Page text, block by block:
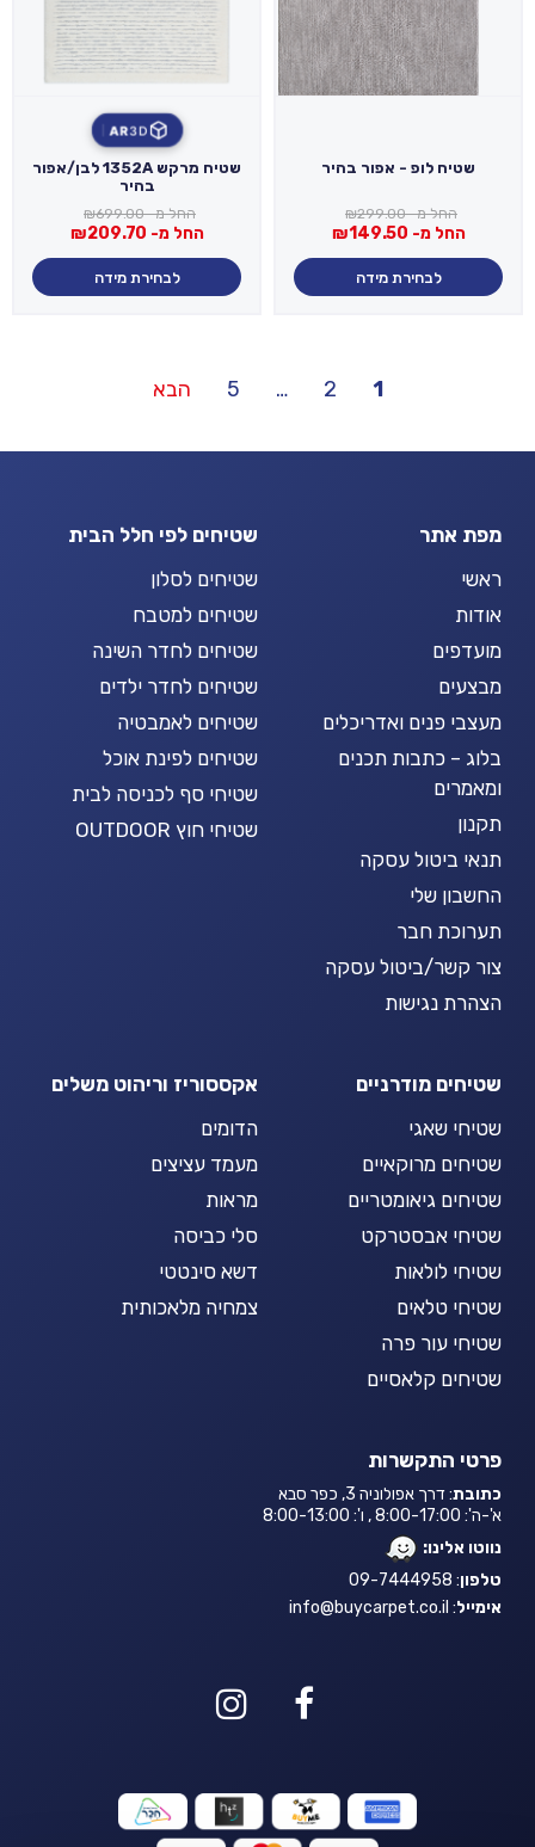
שטיח לופ - אפור בהיר
החל מ- ₪299.00
החל מ- ₪149.50
לבחירת מידה
3D
AR
שטיח מרקש 1352A לבן/אפור
בהיר
החל מ- ₪699.00
החל מ- ₪209.70
לבחירת מידה
1
2
…
5 הבא
מפת אתר
ראשי
אודות
מועדפים
מבצעים
מעצבי פנים ואדריכלים
בלוג – כתבות תכנים
ומאמרים
תקנון
תנאי ביטול עסקה
החשבון שלי
תערוכת חבר
צור קשר/ביטול עסקה
הצהרת נגישות
שטיחים לפי חלל הבית
שטיחים לסלון
שטיחים למטבח
שטיחים לחדר השינה
שטיחים לחדר ילדים
שטיחים לאמבטיה
שטיחים לפינת אוכל
שטיחי סף לכניסה לבית
שטיחי חוץ OUTDOOR
שטיחים מודרניים
שטיחי שאגי
שטיחים מרוקאיים
שטיחים גיאומטריים
שטיחי אבסטרקט
שטיחי לולאות
שטיחי טלאים
שטיחי עור פרה
שטיחים קלאסיים
אקססוריז וריהוט משלים
הדומים
מעמד עציצים
מראות
סלי כביסה
דשא סינטטי
צמחיה מלאכותית
פרטי התקשרות
כתובת: דרך אפולוניה 3, כפר סבא
א'-ה': 8:00-17:00 , ו': 8:00-13:00
נווטו אלינו:
טלפון: 09-7444958
אימייל:
info@buycarpet.co.il